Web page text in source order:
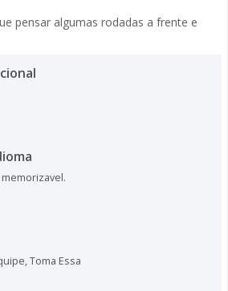
pensar algumas rodadas a frente e
,Toma Essa